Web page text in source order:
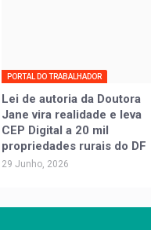
PORTAL DO TRABALHADOR
Lei de autoria da Doutora
Jane vira realidade e leva
CEP Digital a 20 mil
propriedades rurais do DF
29 Junho, 2026